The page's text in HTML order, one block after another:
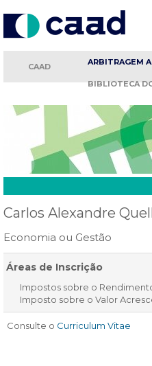
CAAD ARBITRAGEM
BIBLIOTECA
Carlos Alexandre
Economia ou Gestão
Áreas de Inscrição
Impostos sobre o
Imposto sobre o Valor
Consulte o Curriculum Vitae